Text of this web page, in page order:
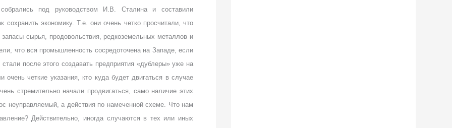
под руководством И.В. Сталина и составили
экономику. Т.е. они очень четко просчитали, что
сырья, продовольствия, редкоземельных металлов и
что вся промышленность сосредоточена на Западе, если
после этого создавать предприятия «дублеры» уже на
четкие указания, кто куда будет двигаться в случае
стремительно начали продвигаться, само наличие этих
неуправляемый, а действия по намеченной схеме. Что нам
Действительно, иногда случаются в тех или иных